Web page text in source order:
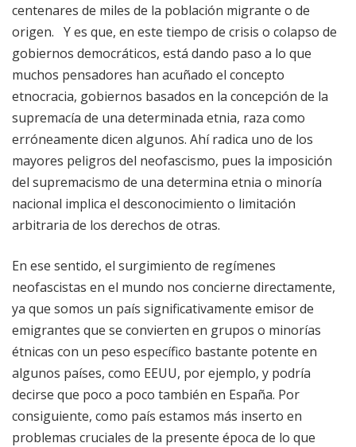
centenares de miles de la población migrante o de
origen. Y es que, en este tiempo de crisis o colapso de
gobiernos democráticos, está dando paso a lo que
muchos pensadores han acuñado el concepto
etnocracia, gobiernos basados en la concepción de la
supremacía de una determinada etnia, raza como
erróneamente dicen algunos. Ahí radica uno de los
mayores peligros del neofascismo, pues la imposición
del supremacismo de una determina etnia o minoría
nacional implica el desconocimiento o limitación
arbitraria de los derechos de otras.
En ese sentido, el surgimiento de regímenes
neofascistas en el mundo nos concierne directamente,
ya que somos un país significativamente emisor de
emigrantes que se convierten en grupos o minorías
étnicas con un peso específico bastante potente en
algunos países, como EEUU, por ejemplo, y podría
decirse que poco a poco también en España. Por
consiguiente, como país estamos más inserto en
problemas cruciales de la presente época de lo que